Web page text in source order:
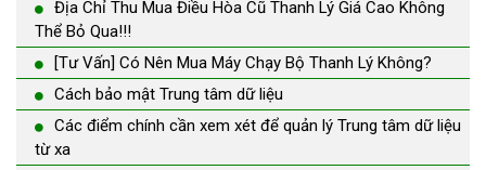
Địa Chỉ Thu Mua Điều Hòa Cũ Thanh Lý Giá Cao Không
Thể Bỏ Qua!!!
[Tư Vấn] Có Nên Mua Máy Chạy Bộ Thanh Lý Không?
Cách bảo mật Trung tâm dữ liệu
Các điểm chính cần xem xét để quản lý Trung tâm dữ liệu
từ xa